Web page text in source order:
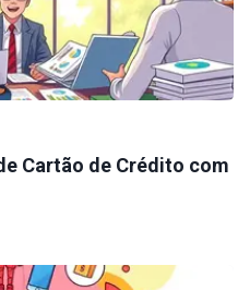
Cartão de Crédito com